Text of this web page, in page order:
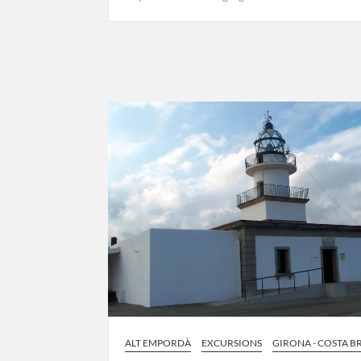
ALT EMPORDÀ EXCURSIONS
GIRONA - COSTA